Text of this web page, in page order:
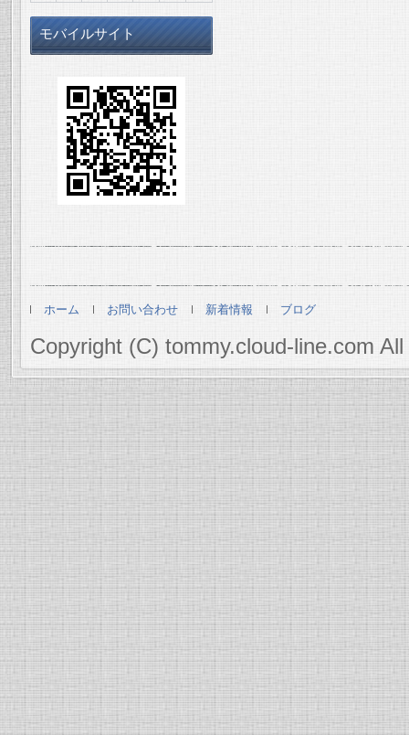
モバイルサイト
ホーム お問い合わせ 新着情報 ブログ
Copyright (C) tommy.cloud-line.com